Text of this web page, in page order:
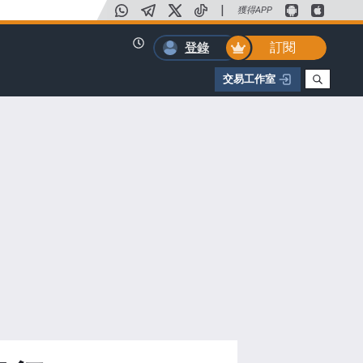
| 獲得APP
登錄
訂閱
交易工作室